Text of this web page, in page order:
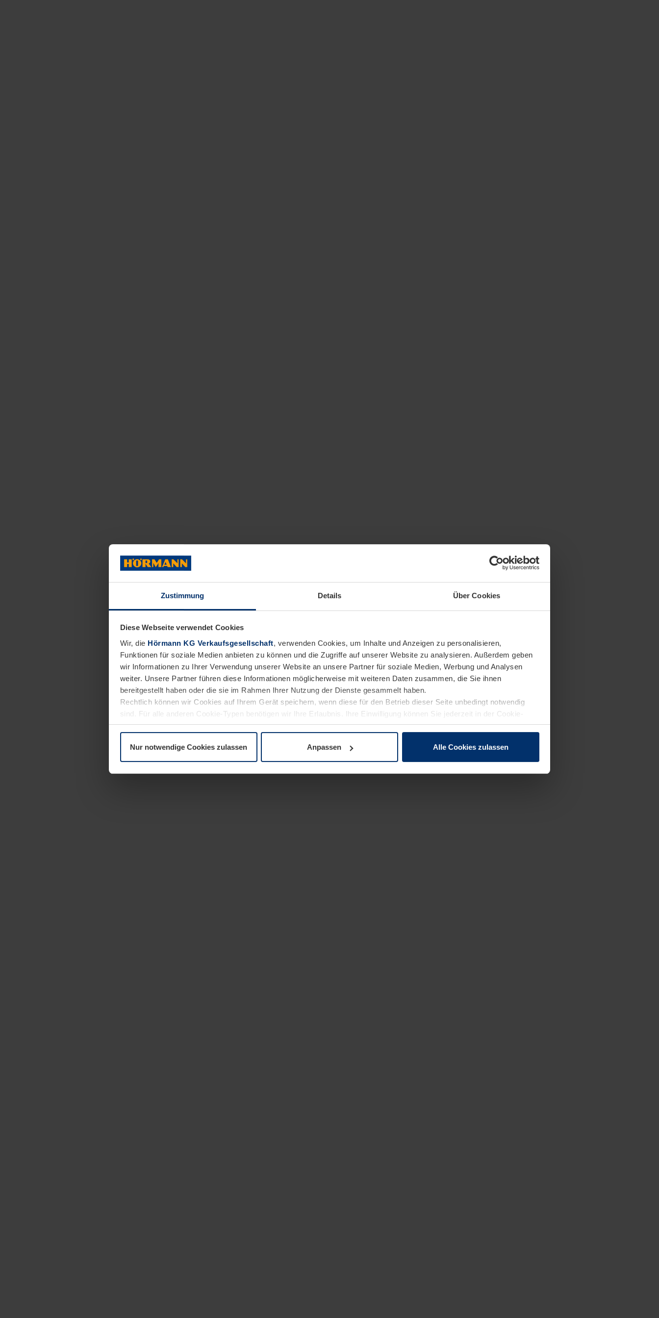
Zustimmung Details Über Cookies
Diese Webseite verwendet Cookies
Wir, die Hörmann KG Verkaufsgesellschaft, verwenden Cookies, um Inhalte und Anzeigen zu personalisieren,
Funktionen für soziale Medien anbieten zu können und die Zugriffe auf unserer Website zu analysieren. Außerdem geben
wir Informationen zu Ihrer Verwendung unserer Website an unsere Partner für soziale Medien, Werbung und Analysen
weiter. Unsere Partner führen diese Informationen möglicherweise mit weiteren Daten zusammen, die Sie ihnen
bereitgestellt haben oder die sie im Rahmen Ihrer Nutzung der Dienste gesammelt haben.
Rechtlich können wir Cookies auf Ihrem Gerät speichern, wenn diese für den Betrieb dieser Seite unbedingt notwendig
sind. Für alle anderen Cookie-Typen benötigen wir Ihre Erlaubnis. Ihre Einwilligung können Sie jederzeit in der Cookie-
Erläuterung auf der SeiteDatenschutzerklärungunserer Website ändern oder widerrufen.
Nur notwendige Cookies zulassen Anpassen Alle Cookies zulassen